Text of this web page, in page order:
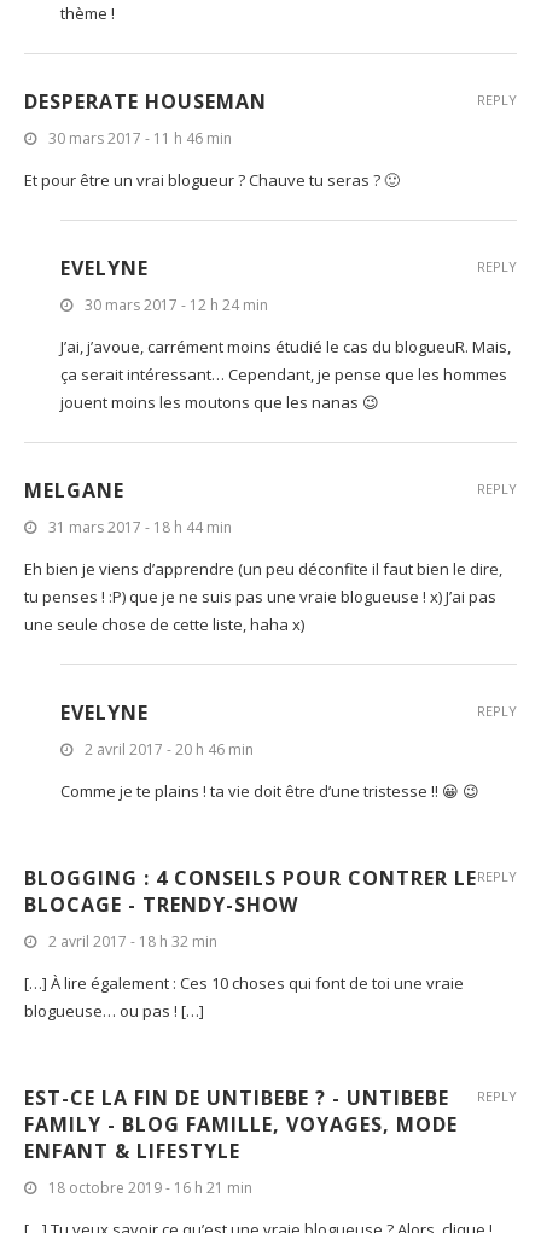
thème !
DESPERATE HOUSEMAN
30 mars 2017 - 11 h 46 min
Et pour être un vrai blogueur ? Chauve tu seras ? 🙂
REPLY
EVELYNE
30 mars 2017 - 12 h 24 min
J’ai, j’avoue, carrément moins étudié le cas du blogueuR. Mais,
ça serait intéressant… Cependant, je pense que les hommes
jouent moins les moutons que les nanas 😉
REPLY
MELGANE
31 mars 2017 - 18 h 44 min
Eh bien je viens d’apprendre (un peu déconfite il faut bien le dire,
tu penses ! :P) que je ne suis pas une vraie blogueuse ! x) J’ai pas
une seule chose de cette liste, haha x)
REPLY
EVELYNE
2 avril 2017 - 20 h 46 min
Comme je te plains ! ta vie doit être d’une tristesse !! 😀 😉
REPLY
BLOGGING : 4 CONSEILS POUR CONTRER LE
BLOCAGE - TRENDY-SHOW
2 avril 2017 - 18 h 32 min
[…] À lire également : Ces 10 choses qui font de toi une vraie
blogueuse… ou pas ! […]
REPLY
EST-CE LA FIN DE UNTIBEBE ? - UNTIBEBE
FAMILY - BLOG FAMILLE, VOYAGES, MODE
ENFANT & LIFESTYLE
18 octobre 2019 - 16 h 21 min
REPLY